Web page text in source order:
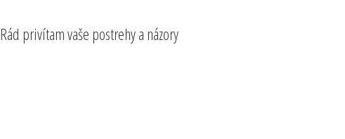
Rád privítam vaše postrehy a názory